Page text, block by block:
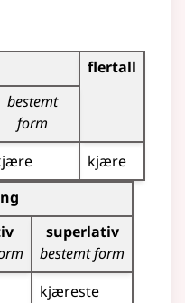
flertall
bestemt
form
kjære
(gradbøying)
superlativ
bestemt form
kjæreste